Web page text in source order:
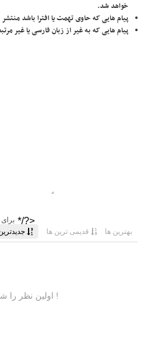
خواهد شد.
پیام هایی که حاوی تهمت یا افترا باشد
پیام هایی که به غیر از زبان فارسی یا غیر